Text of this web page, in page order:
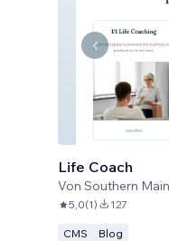
Life Coach
Von Southern
5,0(1) 127
CMS Blog